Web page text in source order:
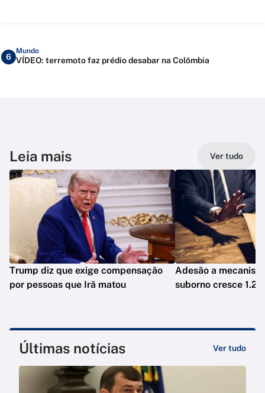
6
Mundo
VÍDEO: terremoto faz prédio desabar na Colômbia
Leia mais Ver tudo
Trump diz que exige compensação
por pessoas que Irã matou
Adesão a
suborno cresce
Últimas notícias Ver tudo